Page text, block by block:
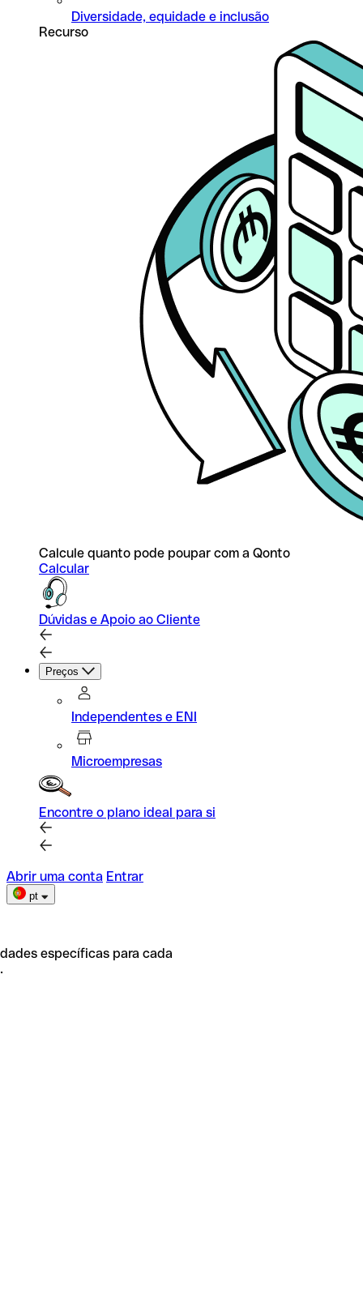
Diversidade, equidade e inclusão
Recurso
Calcule quanto pode poupar com a Qonto
Calcular
Dúvidas e Apoio ao Cliente
Preços
Independentes e ENI
Microempresas
Encontre o plano ideal para si
Abrir uma conta Entrar
pt
específicas para cada